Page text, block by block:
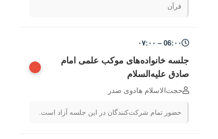
قرآن
06:۰۰ – ۰۷:۰۰
جلسه خانواده‌های موکب علمی امام
صادق علیه‌السلام
حجت‌الاسلام هادوی صدر
حضور تمام شرکت‌کنندگان در این جلسه آزاد است.